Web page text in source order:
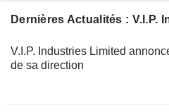
Dernières Actualités : V.I.P.
V.I.P. Industries Limited
de sa direction